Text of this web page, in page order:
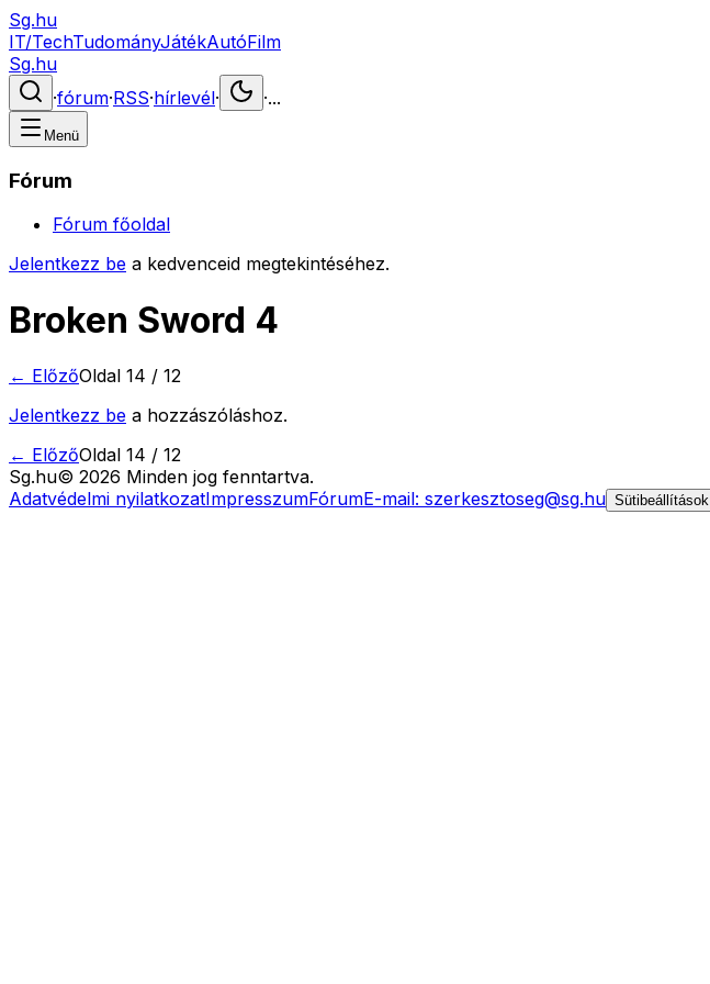
Sg.hu
IT/TechTudományJátékAutóFilm
Sg.hu
·fórum·RSS·hírlevél· ·...
Menü
Fórum
Fórum főoldal
Jelentkezz be a kedvenceid megtekintéséhez.
Broken Sword 4
← ElőzőOldal 14 / 12
Jelentkezz be a hozzászóláshoz.
← ElőzőOldal 14 / 12
Sg.hu© 2026 Minden jog fenntartva.
Adatvédelmi nyilatkozatImpresszumFórumE-mail: szerkesztoseg@sg.hu Sütibeállítások